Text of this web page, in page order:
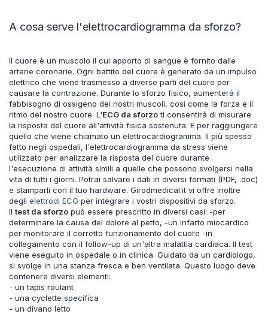
A cosa serve l'elettrocardiogramma da sforzo?
Il cuore è un muscolo il cui apporto di sangue è fornito dalle
arterie coronarie. Ogni battito del cuore è generato da un impulso
elettrico che viene trasmesso a diverse parti del cuore per
causare la contrazione. Durante lo sforzo fisico, aumenterà il
fabbisogno di ossigeno dei nostri muscoli, così come la forza e il
ritmo del nostro cuore. L'ECG da sforzoti consentirà di misurare
la risposta del cuore all'attività fisica sostenuta. E per raggiungere
quello che viene chiamato un elettrocardiogramma. Il più spesso
fatto negli ospedali, l'elettrocardiogramma da stress viene
utilizzato per analizzare la risposta del cuore durante
l'esecuzione di attività simili a quelle che possono svolgersi nella
vita di tutti i giorni. Potrai salvare i dati in diversi formati (PDF, .doc)
e stamparli con il tuo hardware. Girodmedical.it vi offre inoltre
degli elettrodi ECG per integrare i vostri dispositivi da sforzo.
Il test da sforzo può essere prescritto in diversi casi: -per
determinare la causa del dolore al petto, -un infarto miocardico
per monitorare il corretto funzionamento del cuore -in
collegamento con il follow-up di un'altra malattia cardiaca. Il test
viene eseguito in ospedale o in clinica. Guidato da un cardiologo,
si svolge in una stanza fresca e ben ventilata. Questo luogo deve
contenere diversi elementi:
- un tapis roulant
- una cyclette specifica
- un divano letto